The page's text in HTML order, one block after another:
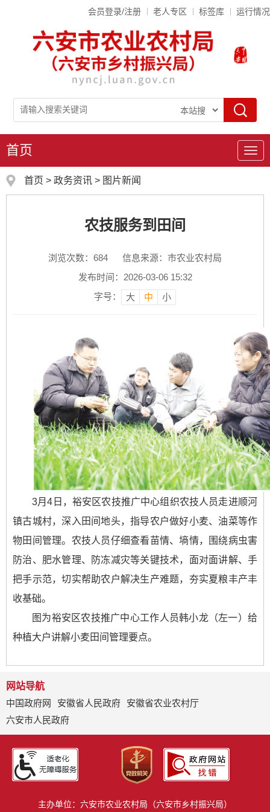
会员登录/注册 老人专区 标签库 运行情况
导
航
首页
首页 > 政务资讯 > 图片新闻
农技服务到田间
浏览次数： 684
信息来源：市农业农村局
发布时间：2026-03-06 15:32
字号：
大 中 小
3月4日，裕安区农技推广中心组织农技人员走进顺河
镇古城村，深入田间地头，指导农户做好小麦、油菜等作
物田间管理。农技人员仔细查看苗情、墒情，围绕病虫害
防治、肥水管理、防冻减灾等关键技术，面对面讲解、手
把手示范，切实帮助农户解决生产难题，夯实夏粮丰产丰
收基础。
图为裕安区农技推广中心工作人员韩小龙（左一）给
种植大户讲解小麦田间管理要点。
网站导航
中国政府网
安徽省人民政府
安徽省农业农村厅
六安市人民政府
主办单位：六安市农业农村局（六安市乡村振兴局）